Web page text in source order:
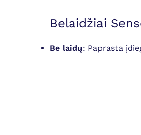
Belaidžiai
Be laidų: Paprasta